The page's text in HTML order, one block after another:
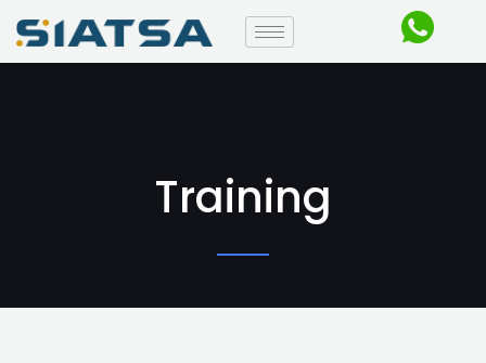
Training